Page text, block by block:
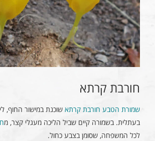
חורבת קרתא
שמורת הטבע חורבת קרתא שוכנת במישור החוף,
בעתלית. בשמורה קיים שביל הליכה מעגלי קצר, מ
לכל המשפחה, שסומן בצבע כחול.